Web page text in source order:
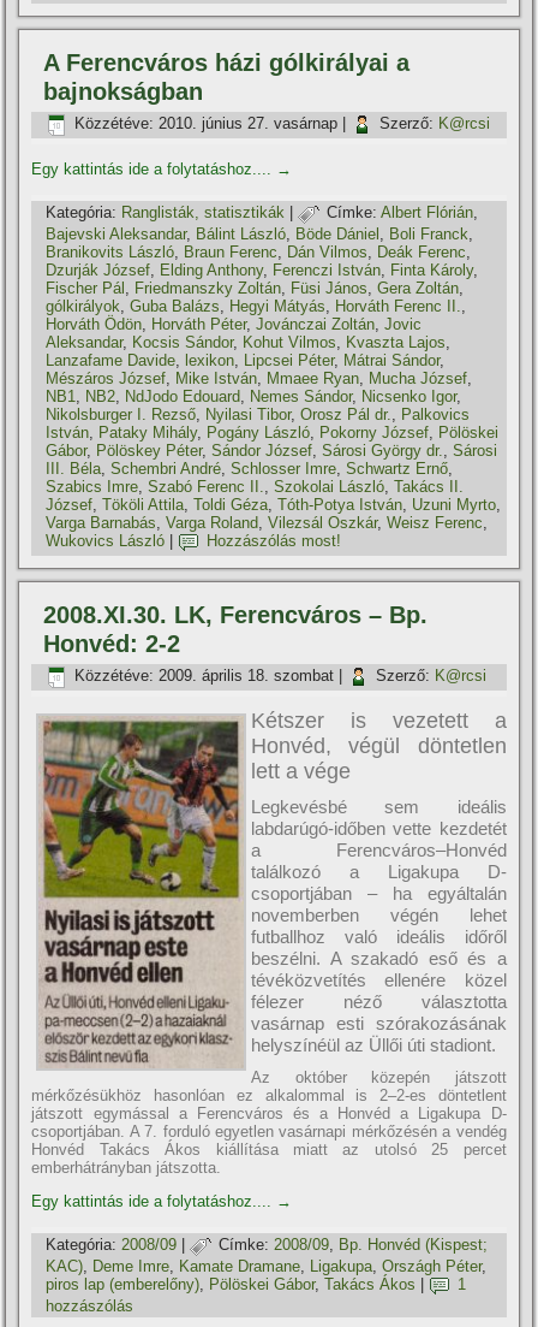
A Ferencváros házi gólkirályai a
bajnokságban
Közzétéve: 2010. június 27. vasárnap Szerző: K@rcsi
Egy kattintás ide a folytatáshoz.... →
Kategória: Ranglisták, statisztikák | Címke: Albert Flórián,
Bajevski Aleksandar, Bálint László Böde Dániel Boli Franck
Branikovits László
Braun Ferenc Dán Vilmos Deák Ferenc
Dzurják József
Elding Anthony, Ferenczi István Finta Károly,
Fischer Pál
Friedmanszky Zoltán Füsi János ,Gera Zoltán
gólkirályok ,Guba Balázs Hegyi Mátyás Horváth Ferenc II.
Horváth Ödön
Horváth Péter,Jovánczai Zoltán ,Jovic
Aleksandar, Kocsis Sándor, Kohut Vilmos Kvaszta Lajos
Lanzafame Davide
lexikon Lipcsei Péter, Mátrai Sándor,
Mészáros József
Mike István Mmaee Ryan Mucha József
NB1
NB2 NdJodo Edouard Nemes Sándor, Nicsenko Igor,
Nikolsburger I. Rezső
Nyilasi Tibor,Orosz Pál dr.
Palkovics
István
Pataky Mihály, Pogány László Pokorny József
Pölöskei
Gábor, Pölöskey Péter,Sándor József ,Sárosi György dr. ,Sárosi
III. Béla ,Schembri André ,Schlosser Imre ,Schwartz Ernő
Szabics Imre ,Szabó Ferenc II. ,Szokolai László ,Takács II.
József ,Tököli Attila ,Toldi Géza ,Tóth-Potya István Uzuni Myrto
Varga Barnabás ,Varga Roland ,Vilezsál Oszkár,Weisz Ferenc
Wukovics László
Hozzászólás most!
2008.XI.30. LK, Ferencváros – Bp.
Honvéd: 2-2
Közzétéve: 2009. április 18. szombat Szerző: K@rcsi
Kétszer is vezetett a
Honvéd, végül döntetlen
lett a vége
Legkevésbé sem ideális
labdarúgó-időben vette kezdetét
a Ferencváros–Honvéd
találkozó a Ligakupa D-
csoportjában – ha egyáltalán
novemberben végén lehet
futballhoz való ideális időről
beszélni. A szakadó eső és a
tévéközvetí­tés ellenére közel
félezer néző választotta
vasárnap esti szórakozásának
helyszí­néül az Üllői úti stadiont.
Az október közepén játszott
mérkőzésükhöz hasonlóan ez alkalommal is 2–2-es döntetlent
játszott egymással a Ferencváros és a Honvéd a Ligakupa D-
csoportjában. A 7. forduló egyetlen vasárnapi mérkőzésén a vendég
Honvéd Takács Ákos kiállí­tása miatt az utolsó 25 percet
emberhátrányban játszotta.
Egy kattintás ide a folytatáshoz....
→
Kategória: 2008/09 | Címke: 2008/09, Bp. Honvéd (Kispest;
KAC)
Deme Imre Kamate Dramane Ligakupa ,Országh Péter,
piros lap (emberelőny), Pölöskei Gábor,Takács Ákos
1
hozzászólás